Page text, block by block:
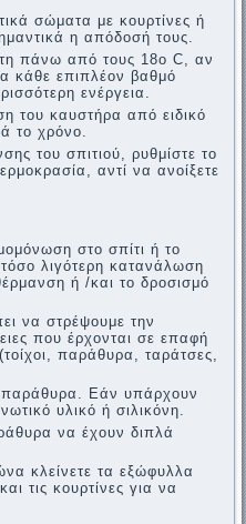
σώματα με κουρτίνες ή
η απόδοσή τους.
πάνω από τους 18ο C, αν
κάθε επιπλέον βαθμό
ενέργεια.
του καυστήρα από ειδικό
το χρόνο.
του σπιτιού, ρυθμίστε το
αντί να ανοίξετε
στο σπίτι ή το
λιγότερη κατανάλωση
ή /και το δροσισμό
να στρέψουμε την
που έρχονται σε επαφή
παράθυρα, ταράτσες,
παράθυρα. Εάν υπάρχουν
υλικό ή σιλικόνη.
να έχουν διπλά
κλείνετε τα εξώφυλλα
τις κουρτίνες για να